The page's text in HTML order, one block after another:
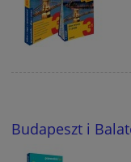
Budapeszt i